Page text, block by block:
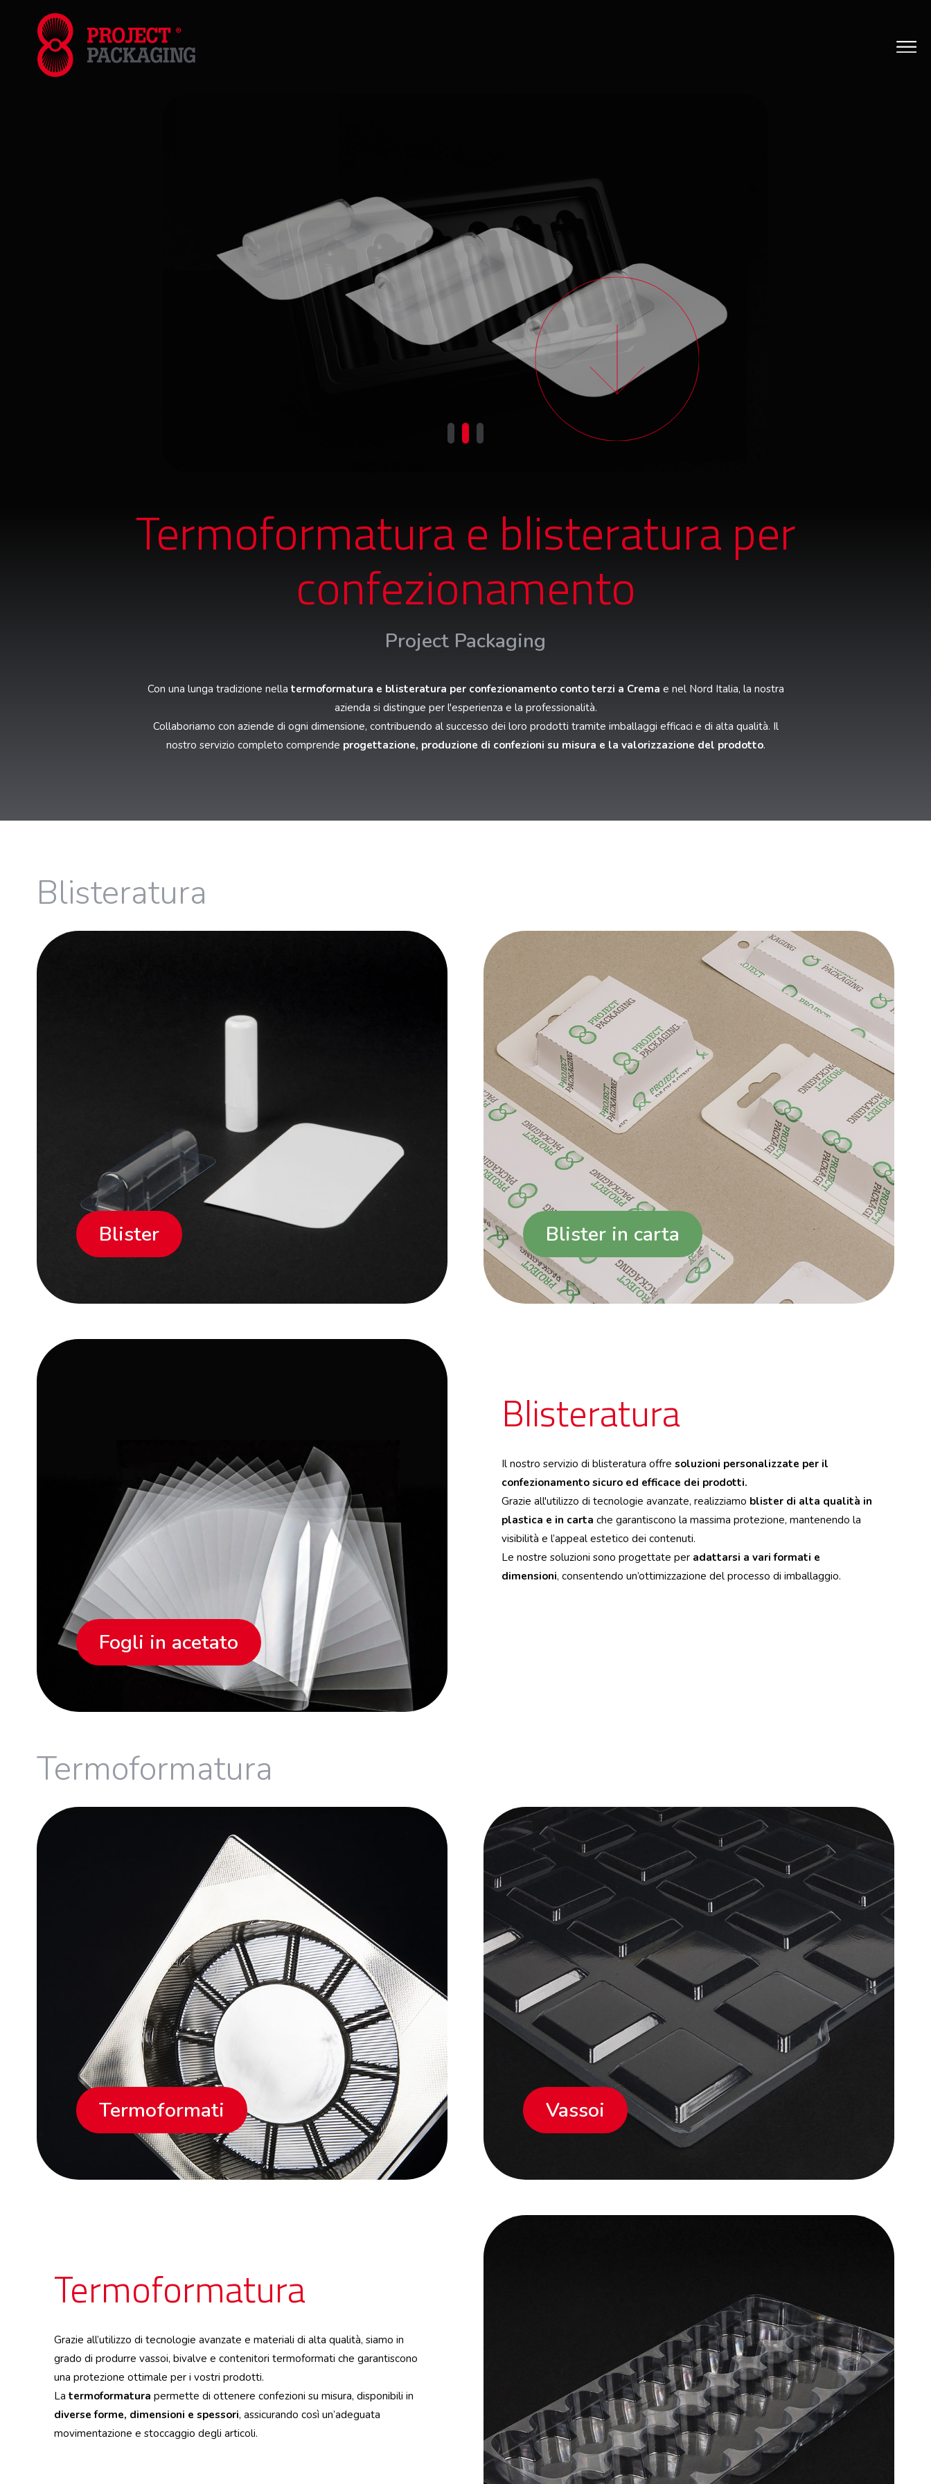
Termoformatura e blisteratura per
confezionamento
Project Packaging
Con una lunga tradizione nella termoformatura e blisteratura per confezionamento conto terzi a Crema e nel Nord Italia, la nostra
azienda si distingue per l'esperienza e la professionalità.
Collaboriamo con aziende di ogni dimensione, contribuendo al successo dei loro prodotti tramite imballaggi efficaci e di alta qualità. Il
nostro servizio completo comprende progettazione, produzione di confezioni su misura e la valorizzazione del prodotto.
Blisteratura
Blister Blister in carta
Fogli in acetato
Blisteratura
Il nostro servizio di blisteratura offre soluzioni personalizzate per il
confezionamento sicuro ed efficace dei prodotti.
Grazie all'utilizzo di tecnologie avanzate, realizziamo blister di alta qualità in
plastica e in carta che garantiscono la massima protezione, mantenendo la
visibilità e l’appeal estetico dei contenuti.
Le nostre soluzioni sono progettate per adattarsi a vari formati e
dimensioni, consentendo un’ottimizzazione del processo di imballaggio.
Termoformatura
Termoformati Vassoi
Termoformatura
Grazie all’utilizzo di tecnologie avanzate e materiali di alta qualità, siamo in
grado di produrre vassoi, bivalve e contenitori termoformati che garantiscono
una protezione ottimale per i vostri prodotti.
Latermoformatura permette di ottenere confezioni su misura, disponibili in
diverse forme, dimensioni e spessori, assicurando così un’adeguata
movimentazione e stoccaggio degli articoli.